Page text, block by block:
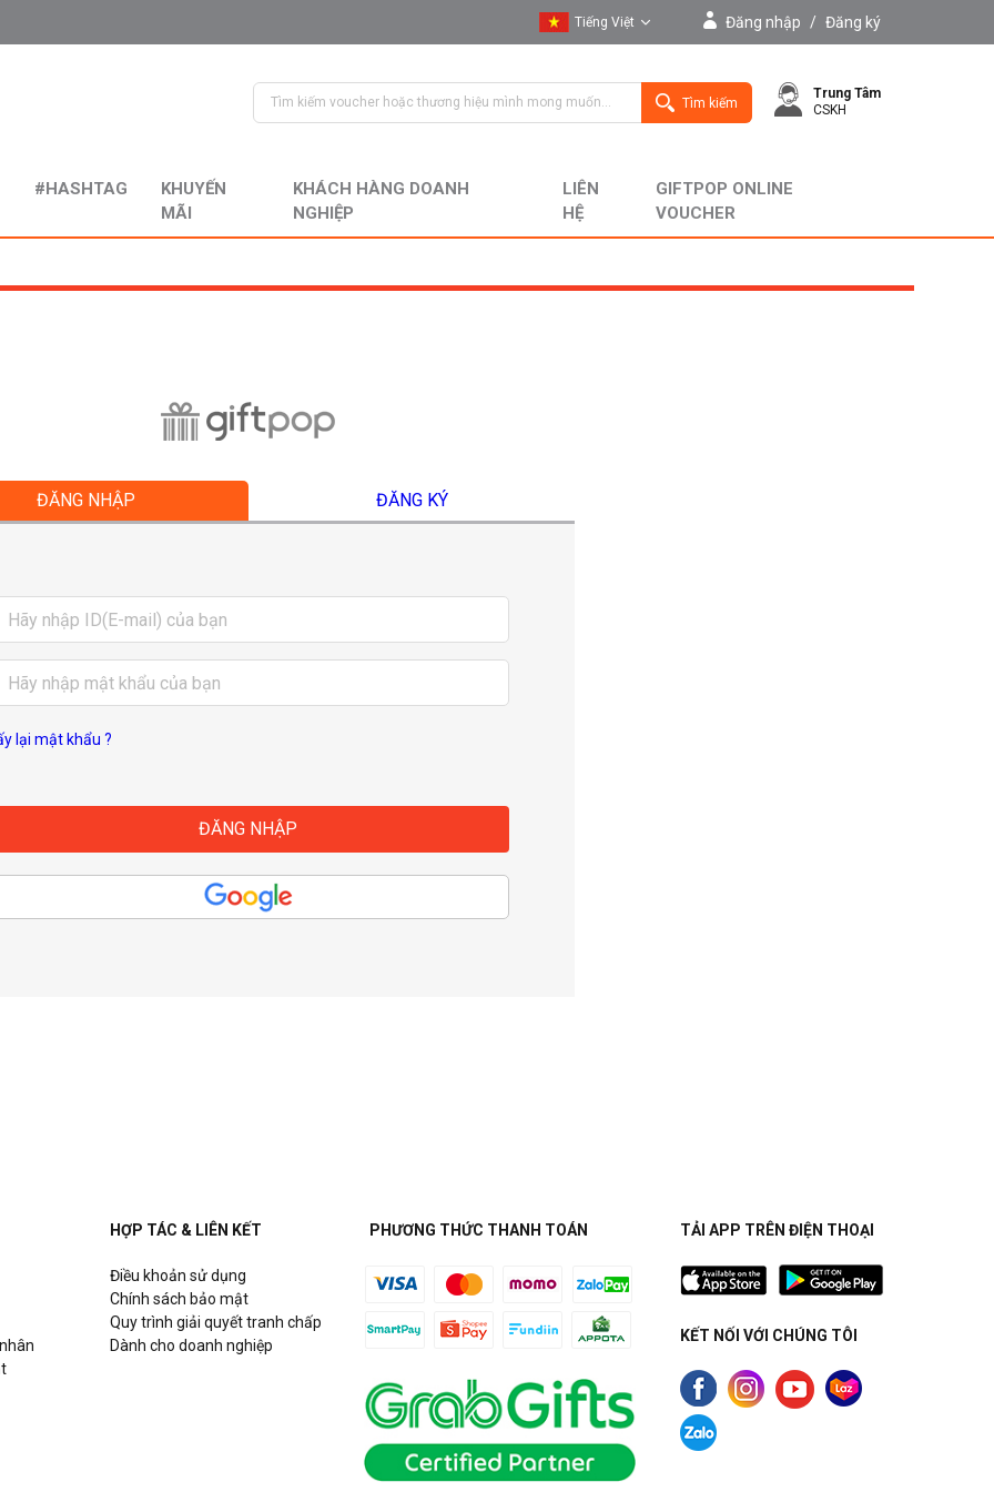
Tiếng Việt
English
Đăng nhập / Đăng ký
Tìm kiếm
Trung Tâm
CSKH
#HASHTAG
KHUYẾN
MÃI
KHÁCH HÀNG DOANH
NGHIỆP
LIÊN
HỆ
GIFTPOP ONLINE
VOUCHER
ĐĂNG NHẬP ĐĂNG KÝ
lại mật khẩu ?
HỢP TÁC & LIÊN KẾT
Điều khoản sử dụng
Chính sách bảo mật
Quy trình giải quyết tranh chấp
Dành cho doanh nghiệp
PHƯƠNG THỨC THANH TOÁN TẢI APP TRÊN ĐIỆN THOẠI
KẾT NỐI VỚI CHÚNG TÔI